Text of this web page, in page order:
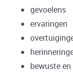
gevoelens
ervaringen
bewuste